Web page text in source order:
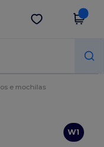
Obter app
e mochilas
W1